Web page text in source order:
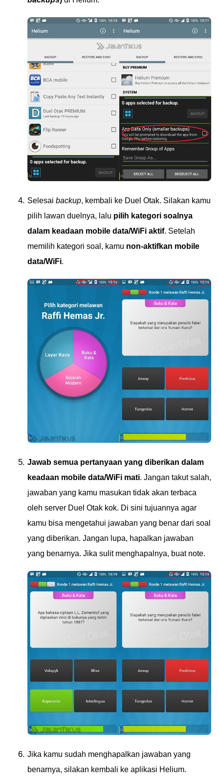
Selesai backup, kembali ke Duel Otak. Silakan kamu
pilih lawan duelnya, lalu pilih kategori soalnya
dalam keadaan mobile data/WiFi aktif. Setelah
memilih kategori soal, kamu non-aktifkan mobile
data/WiFi.
Jawab semua pertanyaan yang diberikan dalam
keadaan mobile data/WiFi mati. Jangan takut salah,
jawaban yang kamu masukan tidak akan terbaca
oleh server Duel Otak kok. Di sini tujuannya agar
kamu bisa mengetahui jawaban yang benar dari soal
yang diberikan. Jangan lupa, hapalkan jawaban
yang benarnya. Jika sulit menghapalnya, buat note.
Jika kamu sudah menghapalkan jawaban yang
benarnya, silakan kembali ke aplikasi Helium.